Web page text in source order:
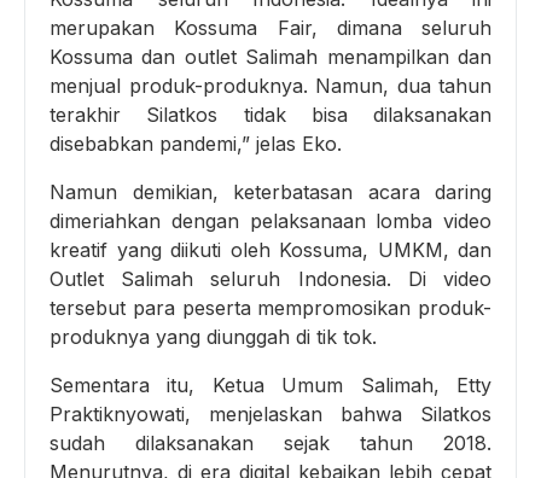
merupakan Kossuma Fair, dimana seluruh
Kossuma dan outlet Salimah menampilkan dan
menjual produk-produknya. Namun, dua tahun
terakhir Silatkos tidak bisa dilaksanakan
disebabkan pandemi,” jelas Eko.
Namun demikian, keterbatasan acara daring
dimeriahkan dengan pelaksanaan lomba video
kreatif yang diikuti oleh Kossuma, UMKM, dan
Outlet Salimah seluruh Indonesia. Di video
tersebut para peserta mempromosikan produk-
produknya yang diunggah di tik tok.
Sementara itu, Ketua Umum Salimah, Etty
Praktiknyowati, menjelaskan bahwa Silatkos
sudah dilaksanakan sejak tahun 2018.
Menurutnya, di era digital kebaikan lebih cepat